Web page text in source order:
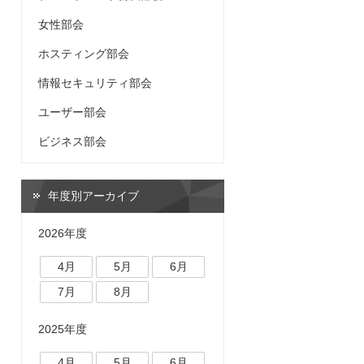
女性部会
ホスティング部会
情報セキュリティ部会
ユーザー部会
ビジネス部会
年度別アーカイブ
2026年度
4月 5月
6月
7月
8月
2025年度